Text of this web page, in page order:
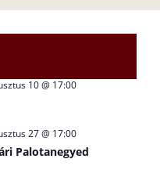
10 @ 17:00
27 @ 17:00
Palotanegyed